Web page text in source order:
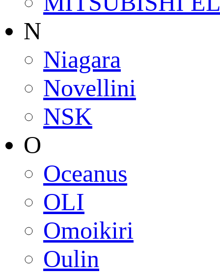
N
Niagara
Novellini
NSK
O
Oceanus
OLI
Omoikiri
Oulin